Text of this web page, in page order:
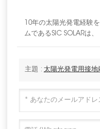
10年の太陽光発電経験
ムであるSIC SOLARは、
主題 : 太陽光発電用接地